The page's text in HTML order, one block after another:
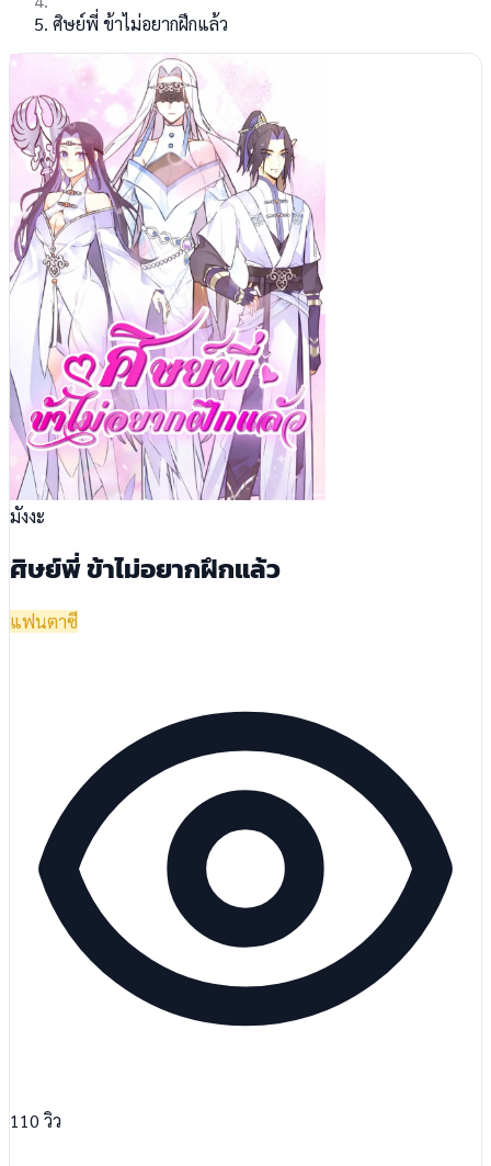
ศิษย์พี่ ข้าไม่อยากฝึกแล้ว
มังงะ
ศิษย์พี่ ข้าไม่อยากฝึกแล้ว
แฟนตาซี
110 วิว